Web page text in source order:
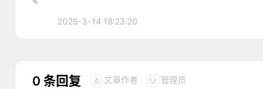
2026-3-14 18:23:20
0 条回复 A 文章作者 M 管理员